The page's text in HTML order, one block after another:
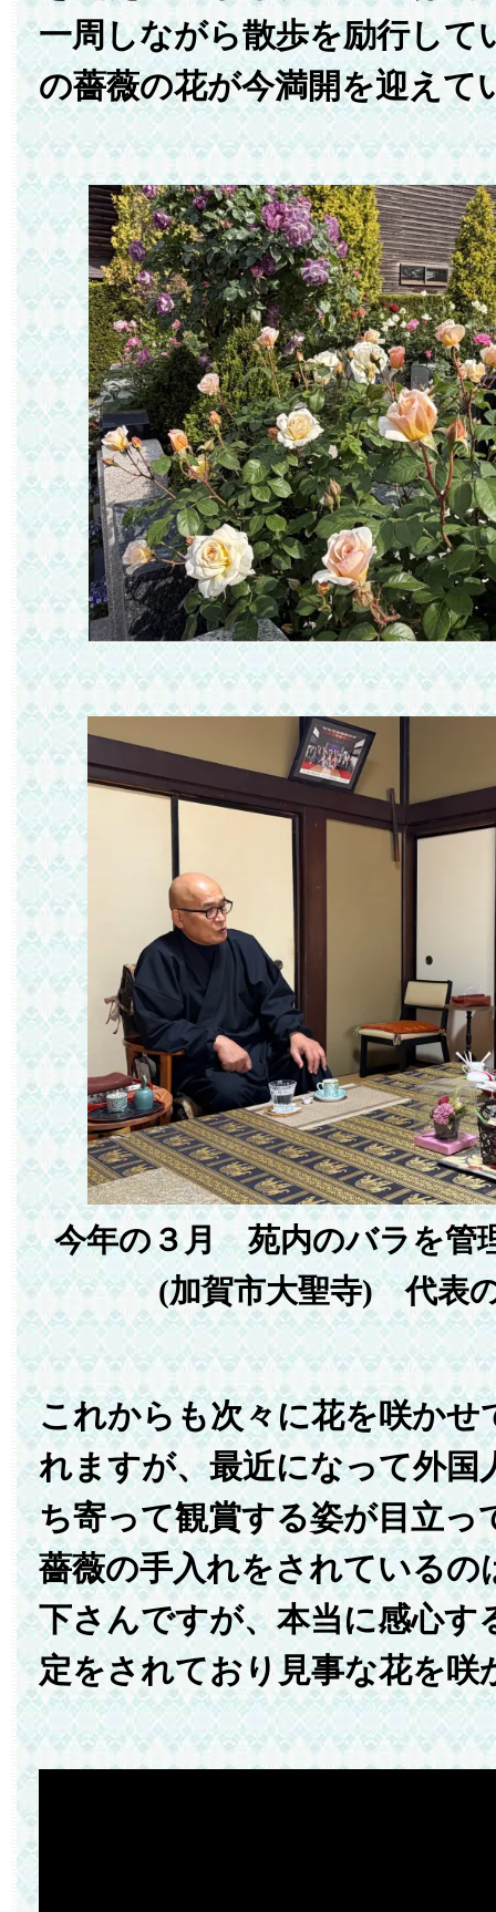
一周しながら散歩を励行して
の薔薇の花が今満開を迎えて
今年の３月 苑内のバラを管
(加賀市大聖寺) 代表
これからも次々に花を咲かせ
れますが、最近になって外国
ち寄って観賞する姿が目立っ
薔薇の手入れをされているの
下さんですが、本当に感心す
定をされており見事な花を咲